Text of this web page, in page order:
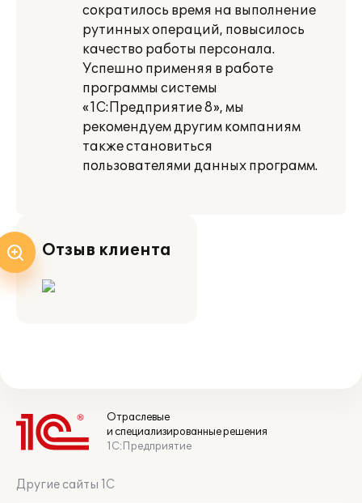
сократилось время на выполнение
рутинных операций, повысилось
качество работы персонала.
Успешно применяя в работе
программы системы
«1С:Предприятие 8», мы
рекомендуем другим компаниям
также становиться
пользователями данных программ.
Отзыв клиента
Отраслевые
и специализированные решения
1С:Предприятие
Другие сайты 1С